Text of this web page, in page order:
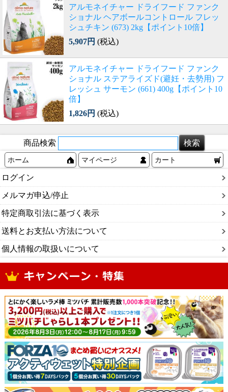
アルモネイチャー ドライフード ファンク
ショナル ヘアボールコントロール フレッ
シュチキン (673) 2kg【ポイント10倍】
5,907円 (税込)
アルモネイチャー ドライフード ファンク
ショナル ステアライズド(避妊・去勢用) フ
レッシュ サーモン (661) 400g【ポイント10
倍】
1,826円 (税込)
商品検索
ホーム マイページ カート
ログイン
メルマガ申込/停止
特定商取引法に基づく表示
送料とお支払い方法について
個人情報の取扱いについて